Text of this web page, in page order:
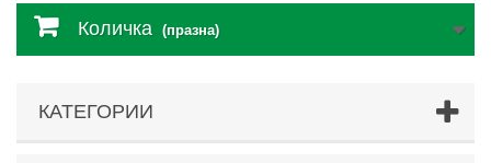
Количка (празна)
КАТЕГОРИИ